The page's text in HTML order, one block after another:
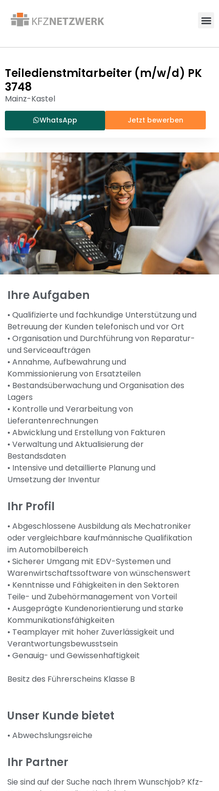
Teiledienstmitarbeiter (m/w/d) PK
3748
Mainz-Kastel
WhatsApp Jetzt bewerben
Ihre Aufgaben
• Qualifizierte und fachkundige Unterstützung und
Betreuung der Kunden telefonisch und vor Ort
• Organisation und Durchführung von Reparatur-
und Serviceaufträgen
• Annahme, Aufbewahrung und
Kommissionierung von Ersatzteilen
• Bestandsüberwachung und Organisation des
Lagers
• Kontrolle und Verarbeitung von
Lieferantenrechnungen
• Abwicklung und Erstellung von Fakturen
• Verwaltung und Aktualisierung der
Bestandsdaten
• Intensive und detaillierte Planung und
Umsetzung der Inventur
Ihr Profil
• Abgeschlossene Ausbildung als Mechatroniker
oder vergleichbare kaufmännische Qualifikation
im Automobilbereich
• Sicherer Umgang mit EDV-Systemen und
Warenwirtschaftssoftware von wünschenswert
• Kenntnisse und Fähigkeiten in den Sektoren
Teile- und Zubehörmanagement von Vorteil
• Ausgeprägte Kundenorientierung und starke
Kommunikationsfähigkeiten
• Teamplayer mit hoher Zuverlässigkeit und
Verantwortungsbewusstsein
• Genauig- und Gewissenhaftigkeit
Besitz des Führerscheins Klasse B
Unser Kunde bietet
• Abwechslungsreiche
Ihr Partner
Sie sind auf der Suche nach Ihrem Wunschjob? Kfz-